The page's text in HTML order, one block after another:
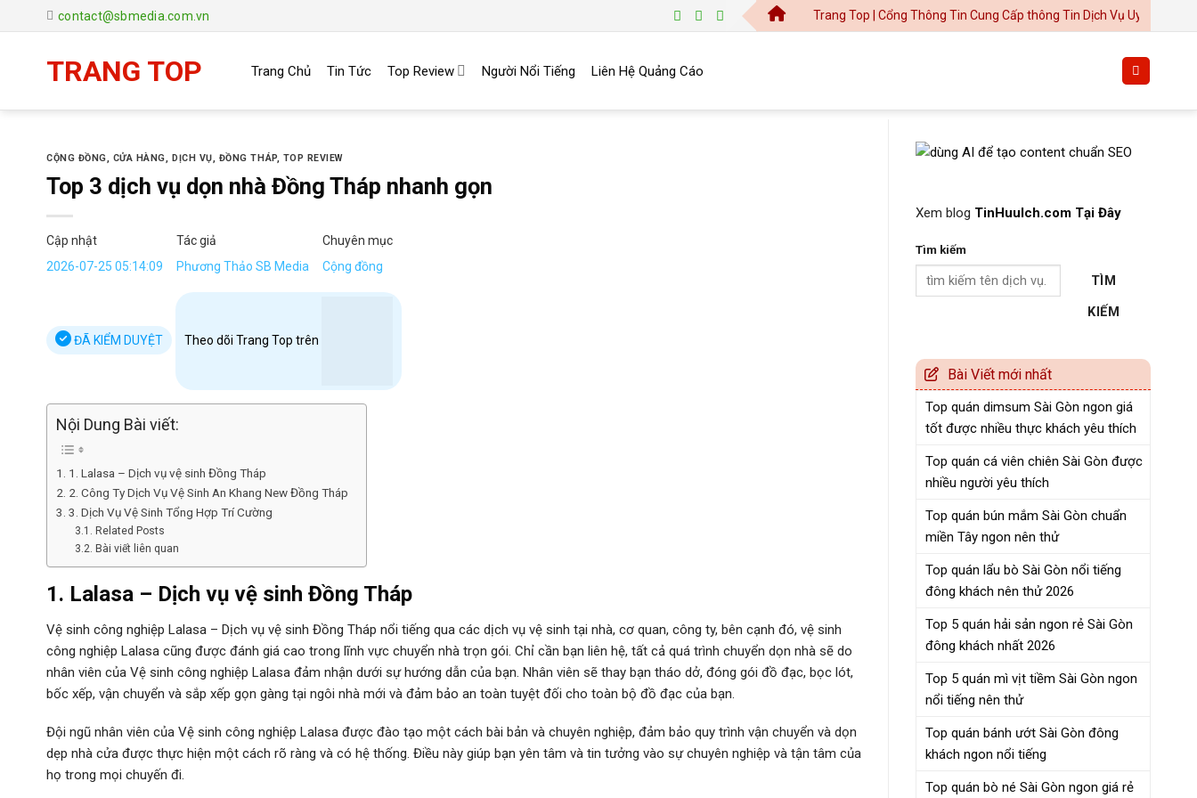
đến
contact@sbmedia.com.vn Trang Top | Cổng Thông Tin Cung Cấp thông Tin Dịch Vụ Uy Tín
TRANG TOP Trang Chủ Tin Tức Top Review Người Nổi Tiếng Liên Hệ Quảng Cáo
CỘNG ĐỒNG CỬA HÀNG ,DỊCH VỤ ĐỒNG THÁP, TOP REVIEW
Top 3 dịch vụ dọn nhà Đồng Tháp nhanh gọn
Cập nhật
2026-07-25 05:14:09
Tác giả
Phương Thảo SB Media
Chuyên mục
Cộng đồng
ĐÃ KIỂM DUYỆT Theo dõi Trang Top trên
Nội Dung Bài viết:
1. Lalasa – Dịch vụ vệ sinh Đồng Tháp
2. Công Ty Dịch Vụ Vệ Sinh An Khang New Đồng Tháp
3. Dịch Vụ Vệ Sinh Tổng Hợp Trí Cường
Related Posts
Bài viết liên quan
1. Lalasa – Dịch vụ vệ sinh Đồng Tháp
Vệ sinh công nghiệp Lalasa – Dịch vụ vệ sinh Đồng Tháp nổi tiếng qua các dịch vụ vệ sinh tại nhà, cơ quan, công ty, bên cạnh đó, vệ sinh
công nghiệp Lalasa cũng được đánh giá cao trong lĩnh vực chuyển nhà trọn gói. Chỉ cần bạn liên hệ, tất cả quá trình chuyển dọn nhà sẽ do
nhân viên của Vệ sinh công nghiệp Lalasa đảm nhận dưới sự hướng dẫn của bạn. Nhân viên sẽ thay bạn tháo dở, đóng gói đồ đạc, bọc lót,
bốc xếp, vận chuyển và sắp xếp gọn gàng tại ngôi nhà mới và đảm bảo an toàn tuyệt đối cho toàn bộ đồ đạc của bạn.
Đội ngũ nhân viên của Vệ sinh công nghiệp Lalasa được đào tạo một cách bài bản và chuyên nghiệp, đảm bảo quy trình vận chuyển và dọn
dẹp nhà cửa được thực hiện một cách rõ ràng và có hệ thống. Điều này giúp bạn yên tâm và tin tưởng vào sự chuyên nghiệp và tận tâm của
họ trong mọi chuyến đi.
Xem blog TinHuuIch.com Tại Đây
Tìm kiếm
TÌM
KIẾM
Bài Viết mới nhất
Top quán dimsum Sài Gòn ngon giá
tốt được nhiều thực khách yêu thích
Top quán cá viên chiên Sài Gòn được
nhiều người yêu thích
Top quán bún mắm Sài Gòn chuẩn
miền Tây ngon nên thử
Top quán lẩu bò Sài Gòn nổi tiếng
đông khách nên thử 2026
Top 5 quán hải sản ngon rẻ Sài Gòn
đông khách nhất 2026
Top 5 quán mì vịt tiềm Sài Gòn ngon
nổi tiếng nên thử
Top quán bánh ướt Sài Gòn đông
khách ngon nổi tiếng
Top quán bò né Sài Gòn ngon giá rẻ